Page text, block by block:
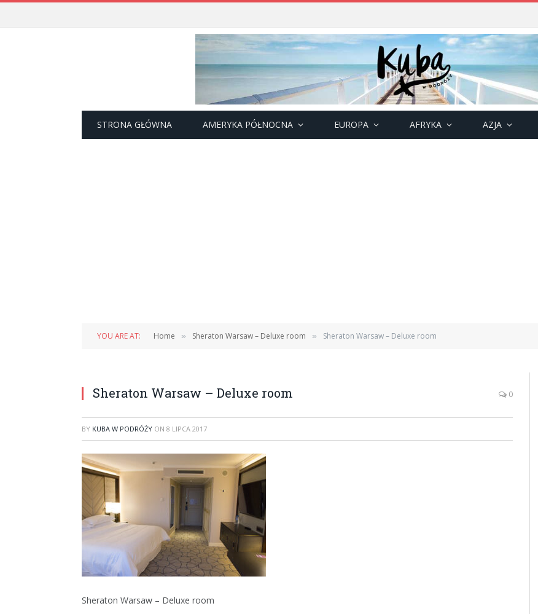
STRONA GŁÓWNA AMERYKA PÓŁNOCNA EUROPA AFRYKA AZJA
YOU ARE AT: Home » Sheraton Warsaw – Deluxe room » Sheraton Warsaw – Deluxe room
Sheraton Warsaw – Deluxe room 0
BY KUBA W PODRÓŻY ON 8 LIPCA 2017
Sheraton Warsaw – Deluxe room